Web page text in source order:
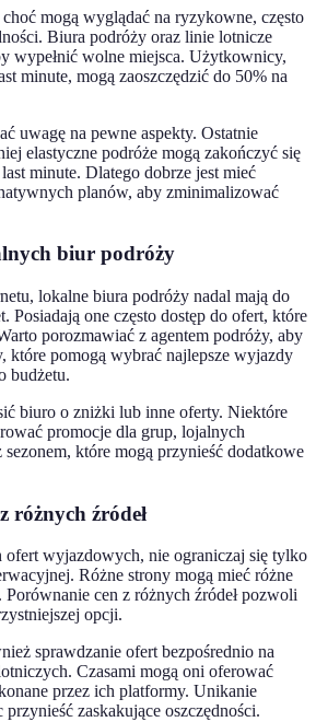
mogą wyglądać na ryzykowne, często
Biura podróży oraz linie lotnicze
wypełnić wolne miejsca. Użytkownicy,
minute, mogą zaoszczędzić do 50% na
uwagę na pewne aspekty. Ostatnie
elastyczne podróże mogą zakończyć się
minute. Dlatego dobrze jest mieć
planów, aby zminimalizować
biur podróży
lokalne biura podróży nadal mają do
Posiadają one często dostęp do ofert, które
porozmawiać z agentem podróży, aby
które pomogą wybrać najlepsze wyjazdy
budżetu.
biuro o zniżki lub inne oferty. Niektóre
promocje dla grup, lojalnych
które mogą przynieść dodatkowe
różnych źródeł
ofert wyjazdowych, nie ograniczaj się tylko
Różne strony mogą mieć różne
Porównanie cen z różnych źródeł pozwoli
opcji.
sprawdzanie ofert bezpośrednio na
Czasami mogą oni oferować
przez ich platformy. Unikanie
zaskakujące oszczędności.